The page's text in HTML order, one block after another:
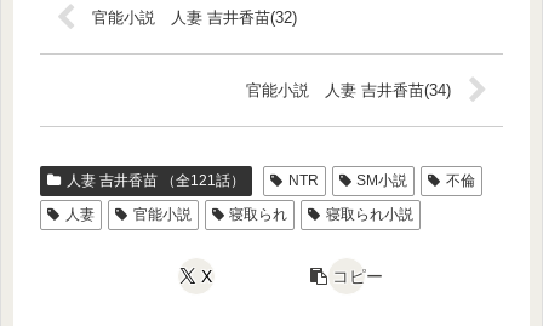
官能小説 人妻 吉井香苗(32)
官能小説 人妻 吉井香苗(34)
人妻 吉井香苗 （全121話） NTR SM小説
不倫
人妻
官能小説 寝取られ 寝取られ小説
X コピー